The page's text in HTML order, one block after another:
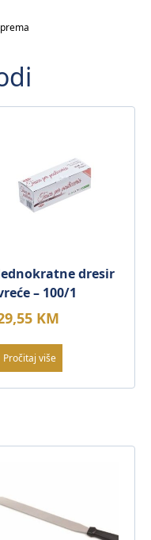
dresir
– 100/1
KM
Pročitaj više